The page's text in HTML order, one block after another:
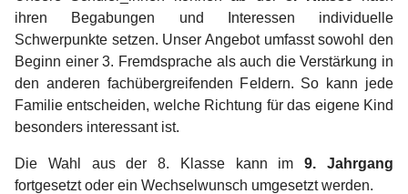
ihren Begabungen und Interessen individuelle
Schwerpunkte setzen. Unser Angebot umfasst sowohl den
Beginn einer 3. Fremdsprache als auch die Verstärkung in
den anderen fachübergreifenden Feldern. So kann jede
Familie entscheiden, welche Richtung für das eigene Kind
besonders interessant ist.
Die Wahl aus der 8. Klasse kann im9. Jahrgang
fortgesetzt oder ein Wechselwunsch umgesetzt werden.